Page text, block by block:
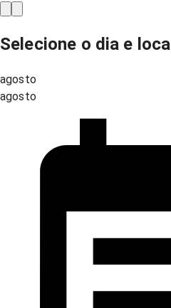
Selecione o dia e local
agosto
agosto